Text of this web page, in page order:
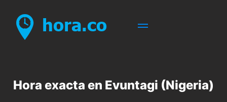
Hora exacta en Evuntagi (Nigeria)